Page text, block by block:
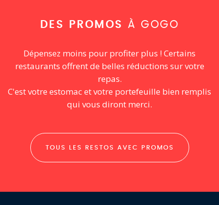
DES PROMOS À GOGO
Dépensez moins pour profiter plus ! Certains
restaurants offrent de belles réductions sur votre
repas.
C'est votre estomac et votre portefeuille bien remplis
qui vous diront merci.
TOUS LES RESTOS AVEC PROMOS